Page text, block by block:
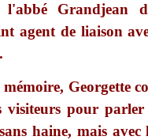
l'abbé Grandjean
agent de liaison
Georgette
visiteurs pour
haine, mais